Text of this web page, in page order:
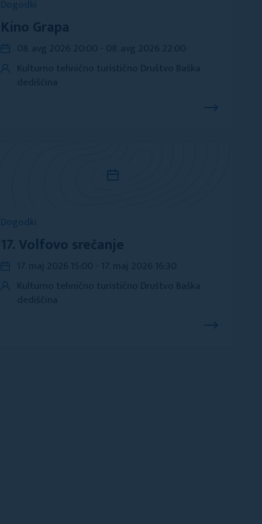
Dogodki
Kino Grapa
Dogodki
17. Volfovo srečanje